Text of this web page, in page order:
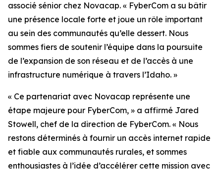
associé sénior chez Novacap. « FyberCom a su bâtir
une présence locale forte et joue un rôle important
au sein des communautés qu’elle dessert. Nous
sommes fiers de soutenir l’équipe dans la poursuite
de l’expansion de son réseau et de l’accès à une
infrastructure numérique à travers l’Idaho. »
« Ce partenariat avec Novacap représente une
étape majeure pour FyberCom, » a affirmé Jared
Stowell, chef de la direction de FyberCom. « Nous
restons déterminés à fournir un accès internet rapide
et fiable aux communautés rurales, et sommes
enthousiastes à l’idée d’accélérer cette mission avec